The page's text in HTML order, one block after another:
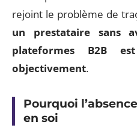
rejoint le problème de
un prestataire sans
plateformes B2B
objectivement.
Pourquoi
en soi